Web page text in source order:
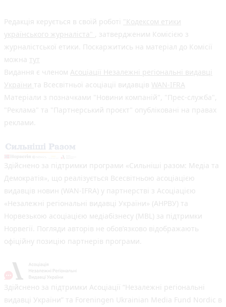
Редакція керується в своїй роботі "Кодексом етики
українського журналіста" , затвердженим Комісією з
журналістської етики. Поскаржитись на матеріал до Комісії
можна тут
Видання є членом Асоціації Незалежні регіональні видавці
України та Всесвітньої асоціації видавців WAN-IFRA
Матеріали з позначками "Новини компаній", "Прес-служба",
"Реклама" та "Партнерський проєкт" опубліковані на правах
реклами.
Здійснено за підтримки програми «Сильніші разом: Медіа та
Демократія», що реалізується Всесвітньою асоціацією
видавців новин (WAN-IFRA) у партнерстві з Асоціацією
«Незалежні регіональні видавці України» (АНРВУ) та
Норвезькою асоціацією медіабізнесу (MBL) за підтримки
Норвегії. Погляди авторів не обов’язково відображають
офіційну позицію партнерів програми.
Здійснено за підтримки Асоціації “Незалежні регіональні
видавці України” та Foreningen Ukrainian Media Fund Nordic в